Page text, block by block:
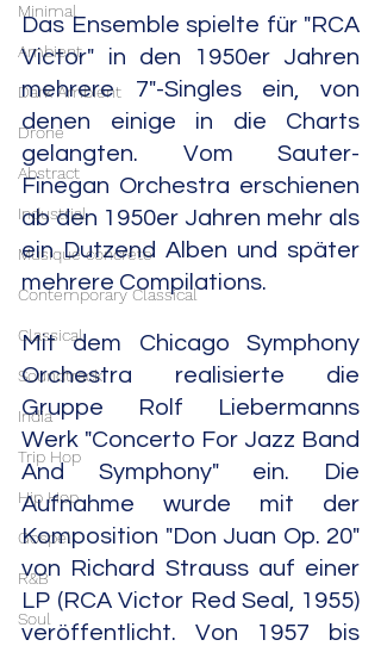
Minimal
Ambient
Dark Ambient
Drone
Abstract
Industrial
Musique concrète
Contemporary Classical
Classical
Soundtrack
India
Trip Hop
Hip Hop
Gospel
R&B
Soul
Das Ensemble spielte für "RCA
Victor" in den 1950er Jahren
mehrere 7"-Singles ein, von
denen einige in die Charts
gelangten. Vom Sauter-
Finegan Orchestra erschienen
ab den 1950er Jahren mehr als
ein Dutzend Alben und später
mehrere Compilations.
Mit dem Chicago Symphony
Orchestra realisierte die
Gruppe Rolf Liebermanns
Werk "Concerto For Jazz Band
And Symphony" ein. Die
Aufnahme wurde mit der
Komposition "Don Juan Op. 20"
von Richard Strauss auf einer
LP (RCA Victor Red Seal, 1955)
veröffentlicht. Von 1957 bis